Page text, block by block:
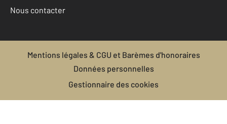
Nous contacter
Mentions légales & CGU et Barèmes d'honoraires
Données personnelles
Gestionnaire des cookies